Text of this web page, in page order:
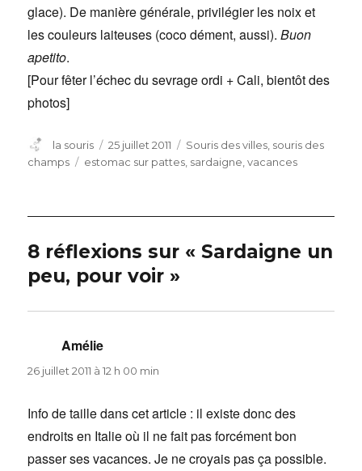
glace). De manière générale, privilégier les noix et
les couleurs laiteuses (coco dément, aussi).Buon
apetito.
[Pour fêter l’échec du sevrage ordi + Cali, bientôt des
photos]
Auteur
la souris
Publié
le
25 juillet 2011 Catégories
Souris des villes, souris des
champs
Étiquettes
estomac sur pattes, sardaigne,vacances
8 réflexions sur « Sardaigne un
peu, pour voir »
Amélie
26 juillet 2011 à 12 h 00 min
Info de taille dans cet article : il existe donc des
endroits en Italie où il ne fait pas forcément bon
passer ses vacances. Je ne croyais pas ça possible.